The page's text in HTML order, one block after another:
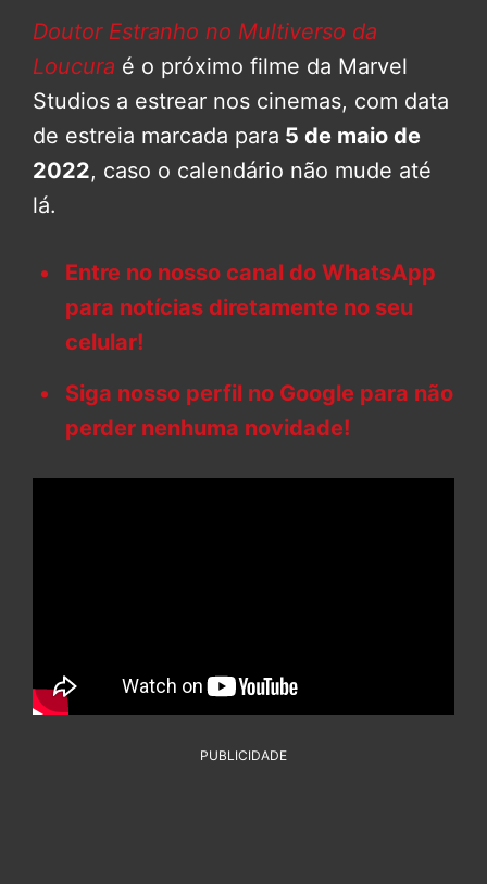
Doutor Estranho no Multiverso da
Loucura é o próximo filme da Marvel
Studios a estrear nos cinemas, com data
de estreia marcada para 5 de maio de
2022, caso o calendário não mude até
lá.
Entre no nosso canal do WhatsApp
para notícias diretamente no seu
celular!
Siga nosso perfil no Google para não
perder nenhuma novidade!
PUBLICIDADE